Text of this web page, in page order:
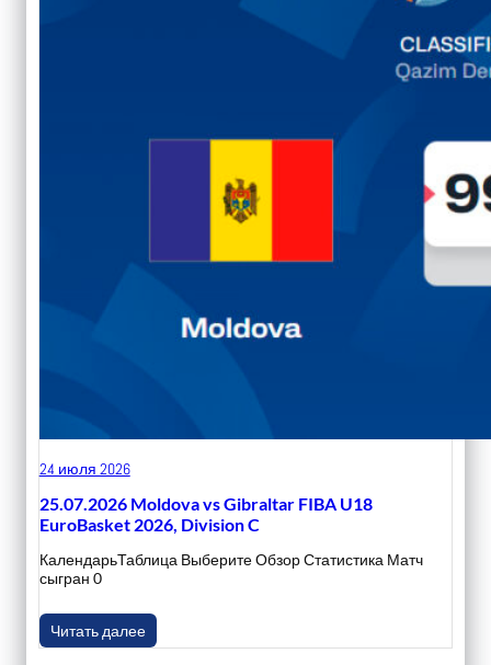
24 июля 2026
25.07.2026 Moldova vs Gibraltar FIBA U18
EuroBasket 2026, Division C
КалендарьТаблица Выберите Обзор Статистика Матч
сыгран 0
Читать далее